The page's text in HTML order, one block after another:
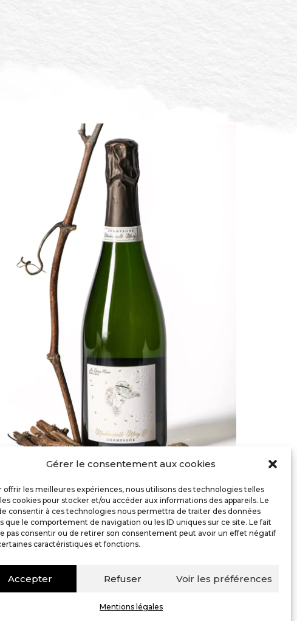
Gérer le consentement aux cookies
offrir les meilleures expériences, nous utilisons des technologies telles
cookies pour stocker et/ou accéder aux informations des appareils. Le
consentir à ces technologies nous permettra de traiter des données
que le comportement de navigation ou les ID uniques sur ce site. Le fait
pas consentir ou de retirer son consentement peut avoir un effet négatif
caractéristiques et fonctions.
Accepter Refuser Voir les préférences
Mentions légales